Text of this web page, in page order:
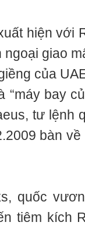
hiện với
giao
của
“máy bay
tư lệnh
bàn
quốc
tiêm kích